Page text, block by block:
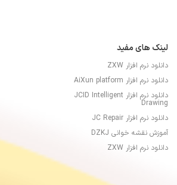
لینک های مفید
دانلود نرم افزار ZXW
دانلود نرم افزار AiXun platform
دانلود نرم افزار JCID Intelligent
Drawing
دانلود نرم افزار JC Repair
آموزش نقشه خوانی DZKJ
دانلود نرم افزار ZXW